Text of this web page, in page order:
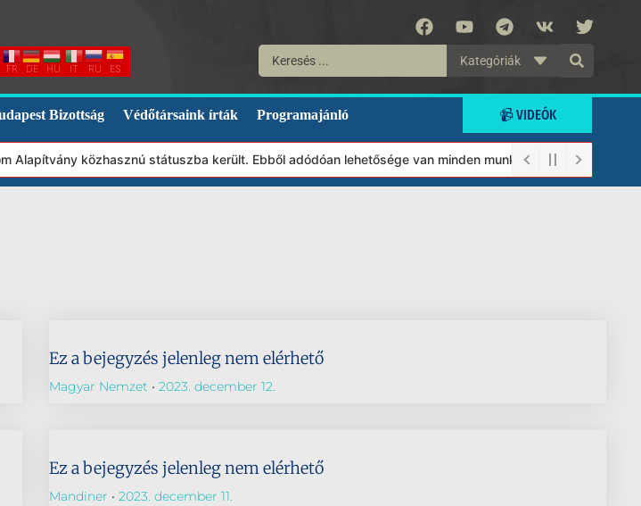
FR DE HU IT RU ES
Kategóriák
Bizottság Védőtársaink írták Programajánló 📹 VIDEÓK
közhasznú státuszba került. Ebből adódóan lehetősége van minden munkánkat segíteni
Ez a bejegyzés jelenleg nem elérhető
Magyar Nemzet 2023. december 12.
Ez a bejegyzés jelenleg nem elérhető
Mandiner 2023. december 11.